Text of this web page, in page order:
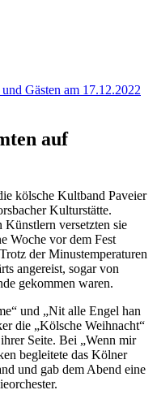
Gästen am 17.12.2022
auf
kölsche Kultband Paveier
Kulturstätte.
Künstlern versetzten sie
Woche vor dem Fest
der Minustemperaturen
angereist, sogar von
gekommen waren.
und „Nit alle Engel han
die „Kölsche Weihnacht“
Seite. Bei „Wenn mir
begleitete das Kölner
und gab dem Abend eine